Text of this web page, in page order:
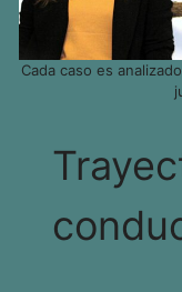
Cada caso es